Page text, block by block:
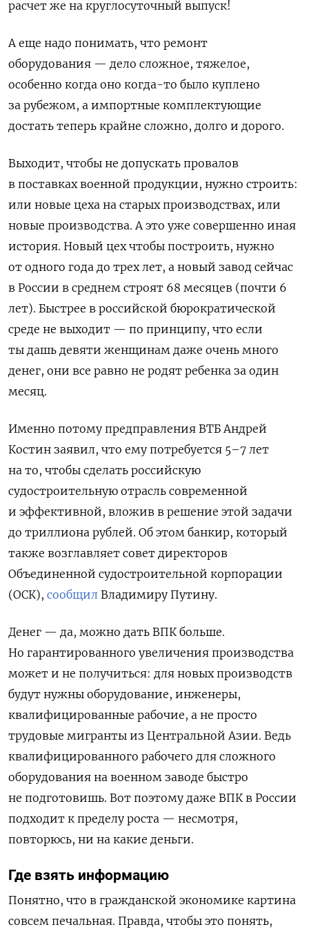
расчет же на круглосуточный выпуск!
А еще надо понимать, что ремонт
оборудования — дело сложное, тяжелое,
особенно когда оно когда-то было куплено
за рубежом, а импортные комплектующие
достать теперь крайне сложно, долго и дорого.
Выходит, чтобы не допускать провалов
в поставках военной продукции, нужно строить:
или новые цеха на старых производствах, или
новые производства. А это уже совершенно иная
история. Новый цех чтобы построить, нужно
от одного года до трех лет, а новый завод сейчас
в России в среднем строят 68 месяцев (почти 6
лет). Быстрее в российской бюрократической
среде не выходит — по принципу, что если
ты дашь девяти женщинам даже очень много
денег, они все равно не родят ребенка за один
месяц.
Именно потому предправления ВТБ Андрей
Костин заявил, что ему потребуется 5–7 лет
на то, чтобы сделать российскую
судостроительную отрасль современной
и эффективной, вложив в решение этой задачи
до триллиона рублей. Об этом банкир, который
также возглавляет совет директоров
Объединенной судостроительной корпорации
(ОСК), сообщил Владимиру Путину.
Денег — да, можно дать ВПК больше.
Но гарантированного увеличения производства
может и не получиться: для новых производств
будут нужны оборудование, инженеры,
квалифицированные рабочие, а не просто
трудовые мигранты из Центральной Азии. Ведь
квалифицированного рабочего для сложного
оборудования на военном заводе быстро
не подготовишь. Вот поэтому даже ВПК в России
подходит к пределу роста — несмотря,
повторюcь, ни на какие деньги.
Где взять информацию
Понятно, что в гражданской экономике картина
совсем печальная. Правда, чтобы это понять,